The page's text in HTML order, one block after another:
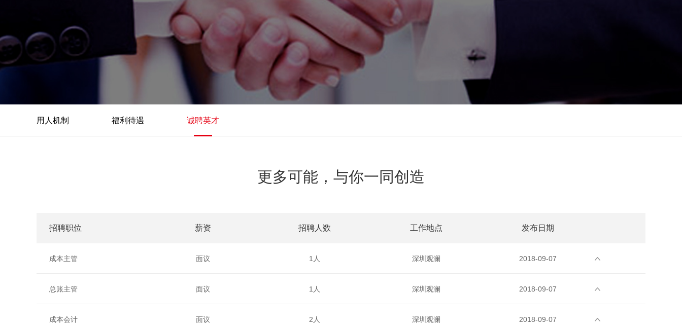
用人机制 福利待遇 诚聘英才
更多可能，与你一同创造
招聘职位 薪资 招聘人数 工作地点 发布日期
成本主管 面议 1人 深圳观澜 2018-09-07
总账主管 面议 1人 深圳观澜 2018-09-07
成本会计 面议 2人 深圳观澜 2018-09-07